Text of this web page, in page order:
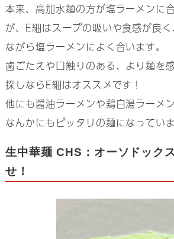
本来、高加水麺の方が塩ラーメンに
が、E細はスープの吸いや食感が良
ながら塩ラーメンによく合います。
歯ごたえや口触りのある、より麺を
探しならE細はオススメです！
他にも醤油ラーメンや鶏白湯ラーメ
なんかにもピッタリの麺になっていま
生中華麺 CHS：オーソドック
せ！